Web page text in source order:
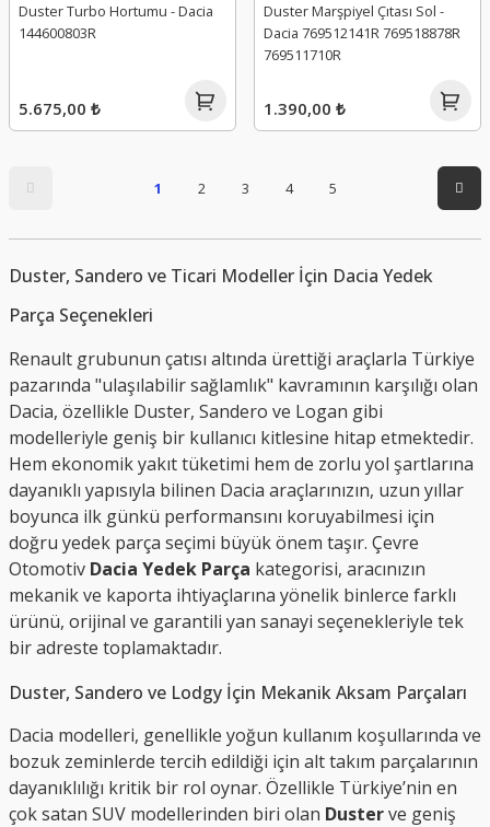
Duster Turbo Hortumu - Dacia
144600803R
5.675,00 ₺
Duster Marşpiyel Çıtası Sol -
Dacia 769512141R 769518878R
769511710R
1.390,00 ₺
1 2 3 4 5
Duster, Sandero ve Ticari Modeller İçin Dacia Yedek
Parça Seçenekleri
Renault grubunun çatısı altında ürettiği araçlarla Türkiye
pazarında "ulaşılabilir sağlamlık" kavramının karşılığı olan
Dacia, özellikle Duster, Sandero ve Logan gibi
modelleriyle geniş bir kullanıcı kitlesine hitap etmektedir.
Hem ekonomik yakıt tüketimi hem de zorlu yol şartlarına
dayanıklı yapısıyla bilinen Dacia araçlarınızın, uzun yıllar
boyunca ilk günkü performansını koruyabilmesi için
doğru yedek parça seçimi büyük önem taşır. Çevre
Otomotiv Dacia Yedek Parça kategorisi, aracınızın
mekanik ve kaporta ihtiyaçlarına yönelik binlerce farklı
ürünü, orijinal ve garantili yan sanayi seçenekleriyle tek
bir adreste toplamaktadır.
Duster, Sandero ve Lodgy İçin Mekanik Aksam Parçaları
Dacia modelleri, genellikle yoğun kullanım koşullarında ve
bozuk zeminlerde tercih edildiği için alt takım parçalarının
dayanıklılığı kritik bir rol oynar. Özellikle Türkiye’nin en
çok satan SUV modellerinden biri olan Dusterve geniş